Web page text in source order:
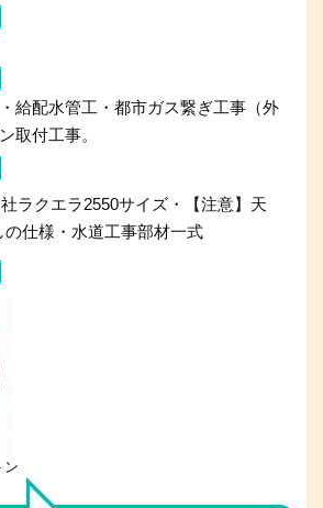
給配水管工・都市ガス繋ぎ工事（外
取付工事。
ラクエラ2550サイズ・【注意】天
仕様・水道工事部材一式
ン